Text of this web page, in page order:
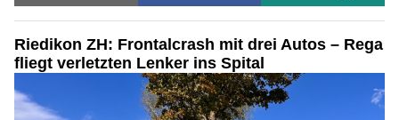
Riedikon ZH: Frontalcrash mit drei Autos – Rega
fliegt verletzten Lenker ins Spital